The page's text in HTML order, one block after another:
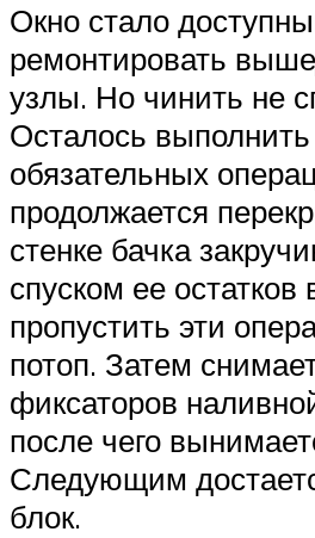
Окно стало
ремонтировать
узлы. Но чинить не
Осталось выполнить
обязательных
продолжается
стенке бачка
спуском ее остатков
пропустить эти
потоп. Затем
фиксаторов
после чего
Следующим
блок.